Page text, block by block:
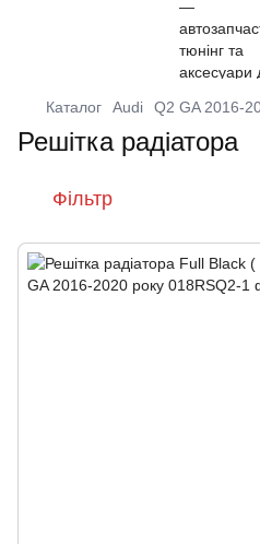
Каталог Audi Q2 GA 2016-
Решітка радіатора
Фільтр